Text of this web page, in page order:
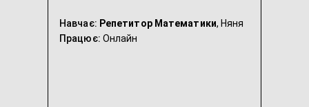
Навчає: Репетитор Математики, Няня
Працює: Онлайн